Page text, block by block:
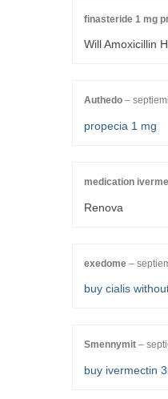
finasteride 1 mg
Will Amoxicillin
Authedo –
propecia 1 mg
medication
Renova
exedome –
buy cialis
Smennymit –
buy ivermectin